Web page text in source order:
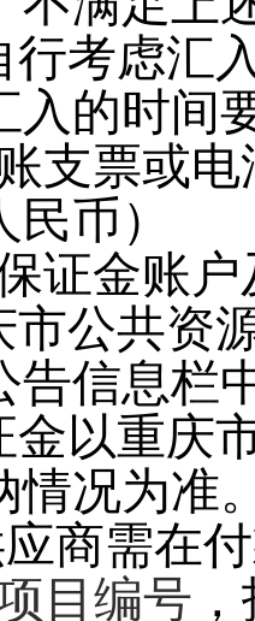
行考虑汇
入的时间
支票或
币）
证金账
市公共资
告信息栏
金以重庆
情况为准
商需在
目编号